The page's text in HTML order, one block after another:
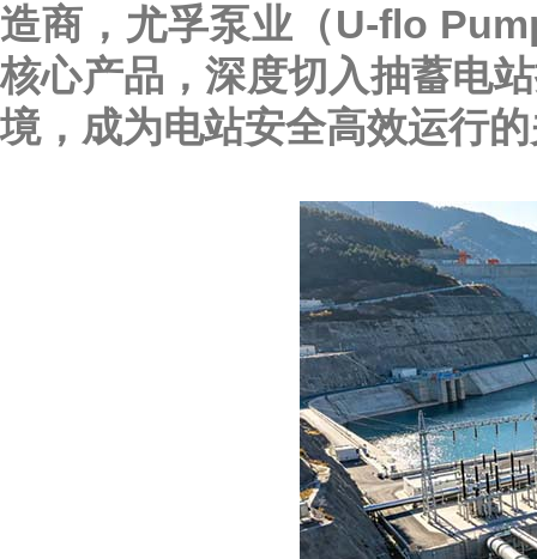
造商，尤孚泵业（U-flo
核心产品，深度切入抽蓄电
境，成为电站安全高效运行